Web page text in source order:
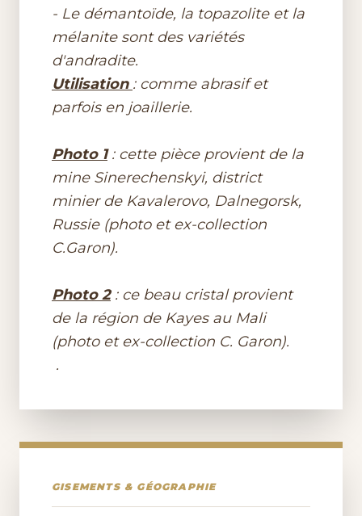
- Le démantoïde, la topazolite et la
mélanite sont des variétés
d'andradite.
Utilisation : comme abrasif et
parfois en joaillerie.
Photo 1: cette pièce provient de la
mine Sinerechenskyi, district
minier de Kavalerovo, Dalnegorsk,
Russie (photo et ex-collection
C.Garon).
Photo 2: ce beau cristal provient
de la région de Kayes au Mali
(photo et ex-collection C. Garon).
.
GISEMENTS & GÉOGRAPHIE